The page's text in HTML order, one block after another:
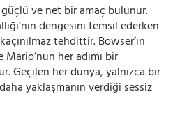
ve net bir amaç bulunur.
dengesini temsil ederken
tehdittir. Bowser’ın
Mario’nun her adımı bir
Geçilen her dünya, yalnızca bir
yaklaşmanın verdiği sessiz